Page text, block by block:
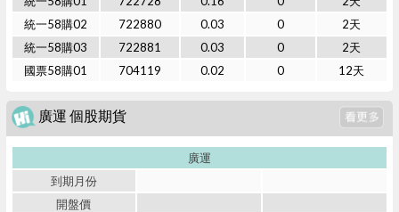
統一58購02
722880 0.03 0
2天
統一58購03
722881 0.03 0
2天
國票58購01
704119 0.02 0 12天
廣運 個股期貨
廣運
到期月份
開盤價